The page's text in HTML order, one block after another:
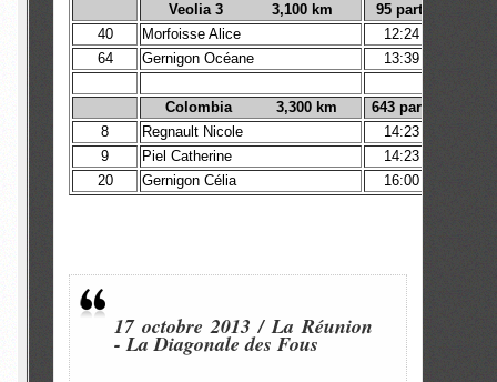
Veolia 3 3,100 km
95 part.
40
Morfoisse Alice
12:24
64
Gernigon Océane 13:39
Colombia 3,300 km
643 part.
8
Regnault Nicole
14:23
9
Piel Catherine
14:23
20
Gernigon Célia 16:00
17 octobre 2013 / La Réunion
- La Diagonale des Fous